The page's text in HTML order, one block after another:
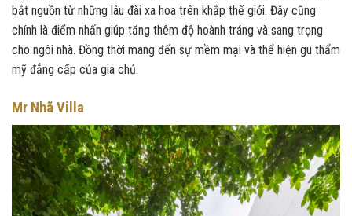
bắt nguồn từ những lâu đài xa hoa trên khắp thế giới. Đây cũng
chính là điểm nhấn giúp tăng thêm độ hoành tráng và sang trọng
cho ngôi nhà. Đồng thời mang đến sự mềm mại và thể hiện gu thẩm
mỹ đẳng cấp của gia chủ.
Mr Nhã Villa